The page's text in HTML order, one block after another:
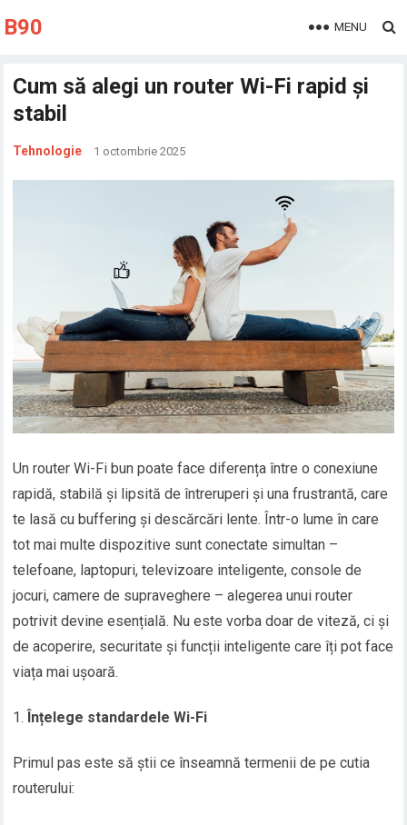
B90 MENU
Cum să alegi un router Wi-Fi rapid și
stabil
Tehnologie 1 octombrie 2025
Un router Wi-Fi bun poate face diferența între o conexiune
rapidă, stabilă și lipsită de întreruperi și una frustrantă, care
te lasă cu buffering și descărcări lente. Într-o lume în care
tot mai multe dispozitive sunt conectate simultan –
telefoane, laptopuri, televizoare inteligente, console de
jocuri, camere de supraveghere – alegerea unui router
potrivit devine esențială. Nu este vorba doar de viteză, ci și
de acoperire, securitate și funcții inteligente care îți pot face
viața mai ușoară.
Înțelege standardele Wi-Fi
Primul pas este să știi ce înseamnă termenii de pe cutia
routerului: